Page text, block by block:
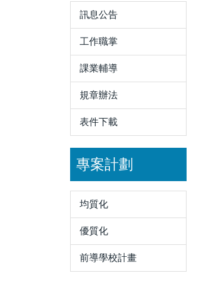
訊息公告
工作職掌
課業輔導
規章辦法
表件下載
專案計劃
均質化
優質化
前導學校計畫